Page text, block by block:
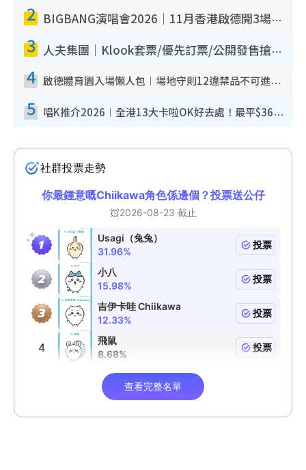
2 BIGBANG演唱會2026｜11月香港啟德開3場！實名制VIP申請、優先購票攻略
3 人夫集團｜Klook套票/優先訂票/公開發售搶飛攻略！附票價.購票連結.場地座位表
4 啟德體育園入場懶人包︱場地守則12違禁品不可進場准帶細水樽但全場禁樽蓋！應援牌有限制！
5 唱K推介2026︱全港13大卡啦OK好去處！最平$36起 日文K都有！(附地址+收費詳情)